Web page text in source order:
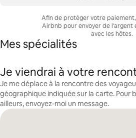
Afin de protéger votre
Airbnb pour envoyer de l'argent
avec les hôtes.
Mes spécialités
Je viendrai à votre
Je me déplace à la rencontre des
géographique indiquée sur la carte. Pour
ailleurs, envoyez-moi un message.